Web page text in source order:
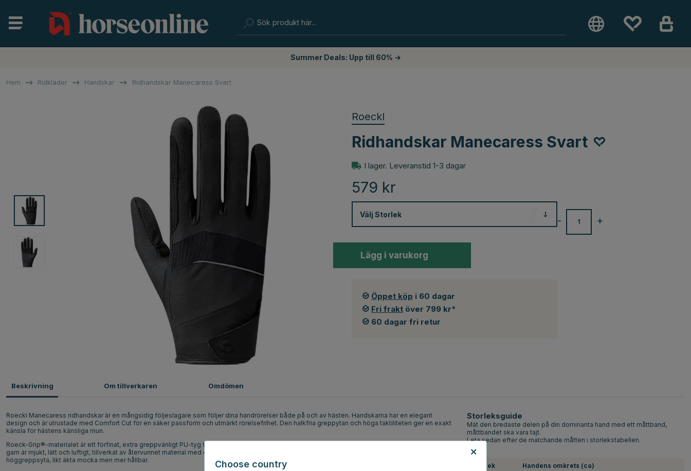
Summer Deals: Upp till 60% →
Hem Ridkläder Handskar Ridhandskar Manecaress Svart
Roeckl
Ridhandskar Manecaress Svart
I lager. Leveranstid 1-3 dagar
579 kr
Välj Storlek +
-
Lägg i varukorg
Öppet köp i 60 dagar
Fri frakt över 799 kr*
60 dagar fri retur
Beskrivning
Roeckl Manecaress ridhandskar är en mångsidig följeslagare som följer dina handrörelser både på och av hästen. Handskarna har en elegant
design och är utrustade med Comfort Cut för en säker passform och utmärkt rörelsefrihet. Den halkfria greppytan och höga taktiliteten ger en exakt
känsla för hästens känsliga mun.
Roeck-Grip®-materialet är ett förfinat, extra greppvänligt PU-tyg från Roeckl Sports, som är elastiskt, andas och sitter tätt. WaffleFlex med Econyl®-
garn är mjukt, lätt och luftigt, tillverkat av återvunnet material med en stilfull vaffelstruktur. Eco.Sense® syntetmocka erbjuder en mjuk, taktil och
höggreppsyta, likt äkta mocka men mer hållbar.
Storleksguide
Mät den bredaste delen på din dominanta hand med ett måttband,
måttbandet ska vara tajt.
Leta sedan efter de matchande måtten i storlekstabellen.
Storlek Handens omkrets (ca)
Om tillverkaren Omdömen
Choose country